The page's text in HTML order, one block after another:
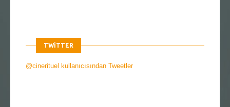
TWITTER
@cinerituel kullanıcısından Tweetler